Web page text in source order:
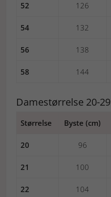
52 126
54 132
56 138
58 144
Damestørrelse 20-29
Størrelse Byste (cm)
20 96
21 100
22 104